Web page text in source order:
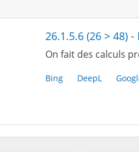
26.1.5.6 (26 > 48)
On fait des calculs
Bing DeepL